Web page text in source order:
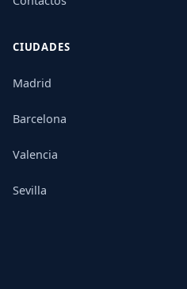
CIUDADES
Madrid
Barcelona
Valencia
Sevilla